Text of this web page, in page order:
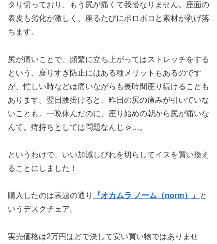
タり切っており、もう尻が痛くて我慢なりません。座面の
表皮も劣化が激しく、座るたびにポロポロと素材が剥げ落
ちます。
尻が痛いことで、頻繁に立ち上がってはストレッチをする
という、座りすぎ防止にはある種メリットもあるのです
が、忙しい時などは痛いながらも長時間座り続けることも
あります。翌日腰掛けると、昨日の尻の痛みが引いていな
いことも。一晩休んだのに、座り始めの朝から尻が痛いな
んて。痔持ちとしては問題なんじゃ…。
というわけで、いい加減しびれを切らしてイスを買い換え
ることにしました！
購入したのは表題の通り 『オカムラ ノーム（norm）』
と
いうデスクチェア。
実売価格は2万円ほどで決して安い買い物ではありませ